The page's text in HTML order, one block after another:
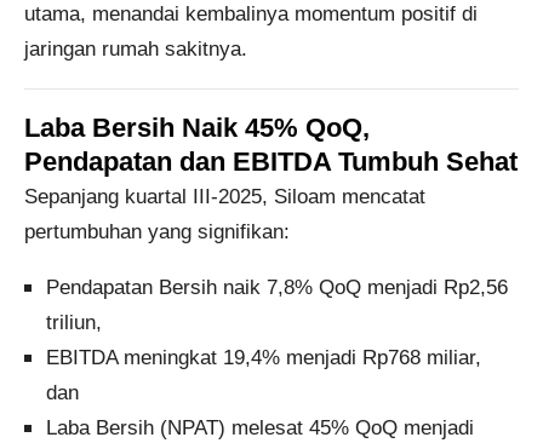
utama, menandai kembalinya momentum positif di
jaringan rumah sakitnya.
Laba Bersih Naik 45% QoQ,
Pendapatan dan EBITDA Tumbuh Sehat
Sepanjang kuartal III-2025, Siloam mencatat
pertumbuhan yang signifikan:
Pendapatan Bersih naik 7,8% QoQ menjadi Rp2,56
triliun,
EBITDA meningkat 19,4% menjadi Rp768 miliar,
dan
Laba Bersih (NPAT) melesat45% QoQ menjadi